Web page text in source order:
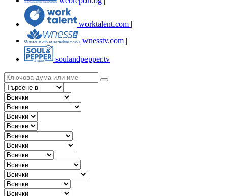
worktalent.com |
wnesstv.com |
soulandpepper.tv